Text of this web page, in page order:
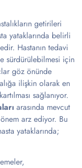
getirileri
yataklarında belirli
Hastanın tedavi
sürdürülebilmesi için
göz önünde
ilişkin olarak en
sağlanıyor.
arasında mevcut
arz ediyor. Bu
yataklarında;